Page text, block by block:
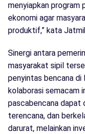
menyiapkan program
ekonomi agar
produktif,” kata
Sinergi antara
masyarakat sipil
penyintas bencana di
kolaborasi semacam
pascabencana dapat
terencana, dan
darurat, melainkan